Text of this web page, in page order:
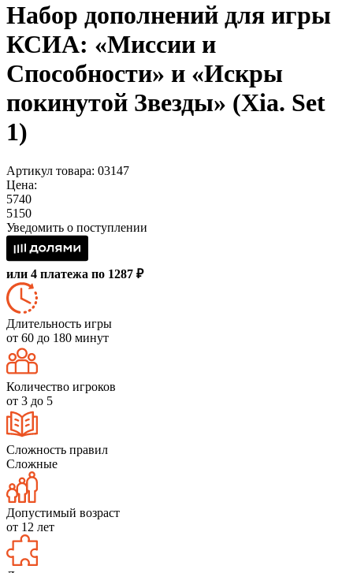
Набор дополнений для игры
КСИА: «Миссии и
Способности» и «Искры
покинутой Звезды» (Xia. Set
1)
Артикул товара: 03147
Цена:
5740
5150
Уведомить о поступлении
или 4 платежа по 1287 ₽
Длительность игры
от 60 до 180 минут
Количество игроков
от 3 до 5
Сложность правил
Сложные
Допустимый возраст
от 12 лет